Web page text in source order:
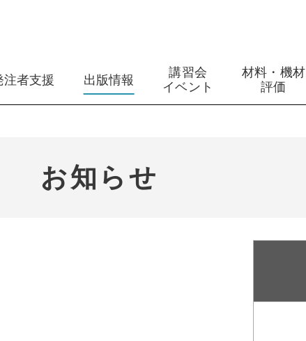
注者支援 出版情報
講習会
イベント
材料・機材
評価
お知らせ